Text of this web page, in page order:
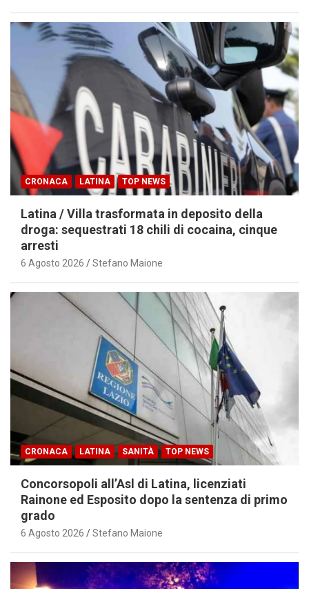
CRONACA LATINA TOP NEWS
Latina / Villa trasformata in deposito della
droga: sequestrati 18 chili di cocaina, cinque
arresti
6 Agosto 2026 Stefano Maione
CRONACA LATINA SANITÀ TOP NEWS
Concorsopoli all’Asl di Latina, licenziati
Rainone ed Esposito dopo la sentenza di primo
grado
6 Agosto 2026 Stefano Maione